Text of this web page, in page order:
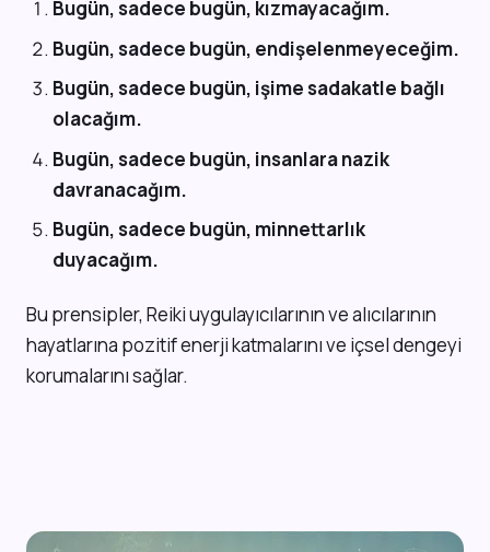
Bugün, sadece bugün, kızmayacağım.
Bugün, sadece bugün, endişelenmeyeceğim.
Bugün, sadece bugün, işime sadakatle bağlı
olacağım.
Bugün, sadece bugün, insanlara nazik
davranacağım.
Bugün, sadece bugün, minnettarlık
duyacağım.
Bu prensipler, Reiki uygulayıcılarının ve alıcılarının
hayatlarına pozitif enerji katmalarını ve içsel dengeyi
korumalarını sağlar.